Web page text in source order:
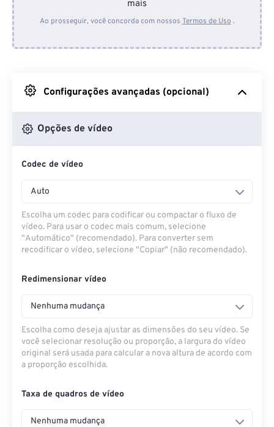
Do Google Drive
Do OneDrive
mais
Ao prosseguir, você concorda com nossos Termos de Uso .
Configurações avançadas (opcional)
Opções de vídeo
Codec de vídeo
Auto
Escolha um codec para codificar ou compactar o fluxo de
vídeo. Para usar o codec mais comum, selecione
"Automático" (recomendado). Para converter sem
recodificar o vídeo, selecione "Copiar" (não recomendado).
Redimensionar vídeo
Nenhuma mudança
Escolha como deseja ajustar as dimensões do seu vídeo. Se
você selecionar resolução ou proporção, a largura do vídeo
original será usada para calcular a nova altura de acordo com
a proporção escolhida.
Taxa de quadros de vídeo
Nenhuma mudança